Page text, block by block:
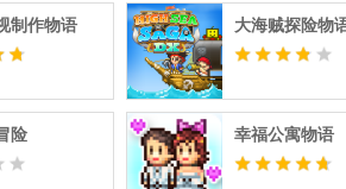
制作物语 大海贼探险物
险 幸福公寓物语